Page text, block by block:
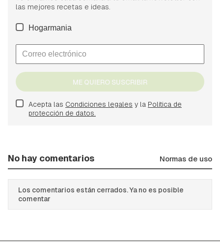
las mejores recetas e ideas.
Hogarmania
ME QUIERO SUSCRIBIR
Acepta las Condiciones legales y la Política de
protección de datos.
No hay comentarios Normas de uso
Los comentarios están cerrados. Ya no es posible
comentar